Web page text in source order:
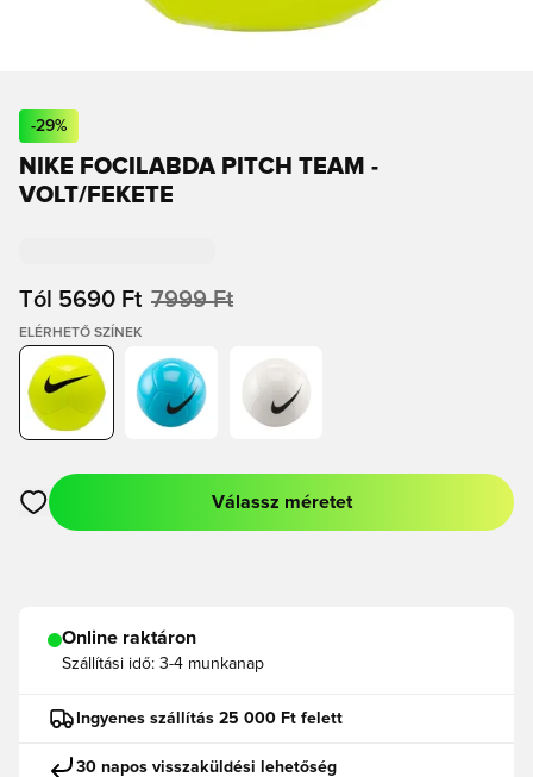
-29%
NIKE FOCILABDA PITCH TEAM -
VOLT/FEKETE
Tól 5690 Ft 7999 Ft
ELÉRHETŐ SZÍNEK
Megnyit egy modált a bejelentkezéshez vagy a tagként való
Válassz méretet
Online raktáron
Szállítási idő: 3-4 munkanap
Ingyenes szállítás 25 000 Ft felett
30 napos visszaküldési lehetőség